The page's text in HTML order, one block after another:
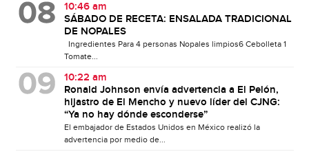
10:46 am
SÁBADO DE RECETA: ENSALADA TRADICIONAL
DE NOPALES
Ingredientes Para 4 personas Nopales limpios6 Cebolleta 1
Tomate...
10:22 am
Ronald Johnson envía advertencia a El Pelón,
hijastro de El Mencho y nuevo líder del CJNG:
“Ya no hay dónde esconderse”
El embajador de Estados Unidos en México realizó la
advertencia por medio de...